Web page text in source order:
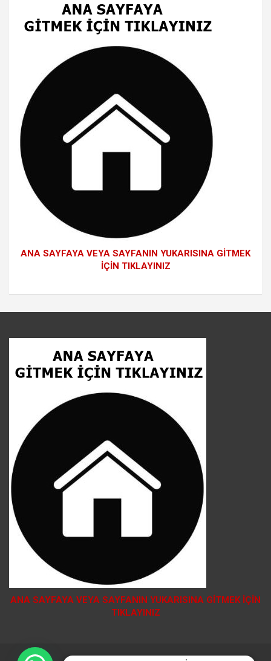
ANA SAYFAYA VEYA SAYFANIN YUKARISINA GİTMEK
İÇİN TIKLAYINIZ
ANA SAYFAYA VEYA SAYFANIN YUKARISINA GİTMEK İÇİN
TIKLAYINIZ